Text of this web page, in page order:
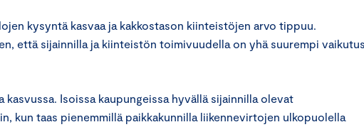
kysyntä kasvaa ja kakkostason kiinteistöjen arvo tippuu.
että sijainnilla ja kiinteistön toimivuudella on yhä suurempi vaikutus
Isoissa kaupungeissa hyvällä sijainnilla olevat
kun taas pienemmillä paikkakunnilla liikennevirtojen ulkopuolella